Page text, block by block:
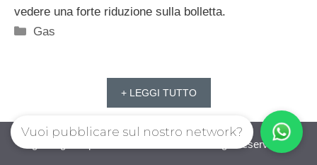
vedere una forte riduzione sulla bolletta.
Categorie
Gas
+ LEGGI TUTTO
guadagnorisparmiando.com © 2026. All right reserverd.
Vuoi pubblicare sul nostro network?